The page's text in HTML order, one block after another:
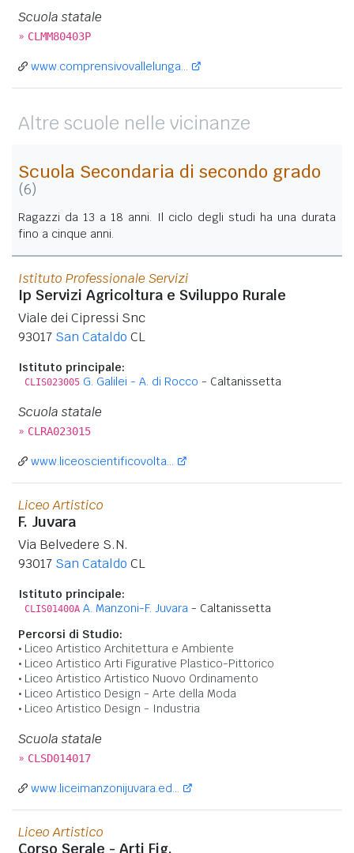
Scuola statale
» CLMM80403P
www.comprensivovallelunga...
Altre scuole nelle vicinanze
Scuola Secondaria di secondo grado
(6)
Ragazzi da 13 a 18 anni. Il ciclo degli studi ha una durata
fino a cinque anni.
Istituto Professionale Servizi
Ip Servizi Agricoltura e Sviluppo Rurale
Viale dei Cipressi Snc
93017 San Cataldo CL
Istituto principale:
CLIS023005 G. Galilei - A. di Rocco - Caltanissetta
Scuola statale
» CLRA023015
www.liceoscientificovolta...
Liceo Artistico
F. Juvara
Via Belvedere S.N.
93017 San Cataldo CL
Istituto principale:
CLIS01400A A. Manzoni-F. Juvara - Caltanissetta
Percorsi di Studio:
Liceo Artistico Architettura e Ambiente
Liceo Artistico Arti Figurative Plastico-Pittorico
Liceo Artistico Artistico Nuovo Ordinamento
Liceo Artistico Design - Arte della Moda
Liceo Artistico Design - Industria
Scuola statale
» CLSD014017
www.liceimanzonijuvara.ed...
Liceo Artistico
Corso Serale - Arti Fig.